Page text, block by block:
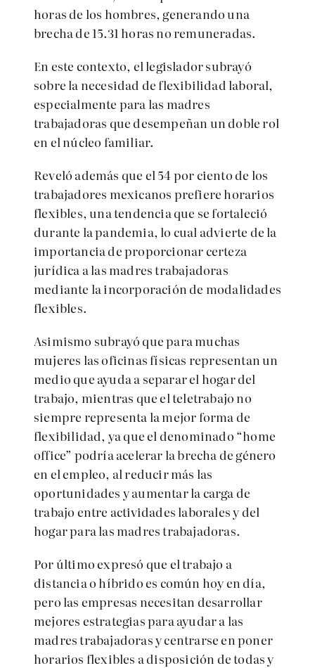
horas de los hombres, generando una
brecha de 15.31 horas no remuneradas.
En este contexto, el legislador subrayó
sobre la necesidad de flexibilidad laboral,
especialmente para las madres
trabajadoras que desempeñan un doble rol
en el núcleo familiar.
Reveló además que el 54 por ciento de los
trabajadores mexicanos prefiere horarios
flexibles, una tendencia que se fortaleció
durante la pandemia, lo cual advierte de la
importancia de proporcionar certeza
jurídica a las madres trabajadoras
mediante la incorporación de modalidades
flexibles.
Asimismo subrayó que para muchas
mujeres las oficinas físicas representan un
medio que ayuda a separar el hogar del
trabajo, mientras que el teletrabajo no
siempre representa la mejor forma de
flexibilidad, ya que el denominado “home
office” podría acelerar la brecha de género
en el empleo, al reducir más las
oportunidades y aumentar la carga de
trabajo entre actividades laborales y del
hogar para las madres trabajadoras.
Por último expresó que el trabajo a
distancia o híbrido es común hoy en día,
pero las empresas necesitan desarrollar
mejores estrategias para ayudar a las
madres trabajadoras y centrarse en poner
horarios flexibles a disposición de todas y